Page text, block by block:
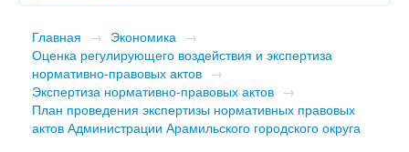
Главная → Экономика →
Оценка регулирующего воздействия и экспертиза
нормативно-правовых актов →
Экспертиза нормативно-правовых актов →
План проведения экспертизы нормативных правовых
актов Администрации Арамильского городского округа